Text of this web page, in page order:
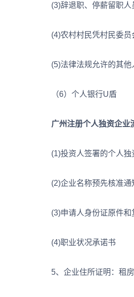
(3)辞退职、停薪留职人
(4)农村村民凭村民委员
(5)法律法规允许的其他
（6）个人银行U盾
广州注册个人独资企业
(1)投资人签署的个人独
(2)企业名称预先核准通
(3)申请人身份证原件和
(4)职业状况承诺书
5、企业住所证明：租房